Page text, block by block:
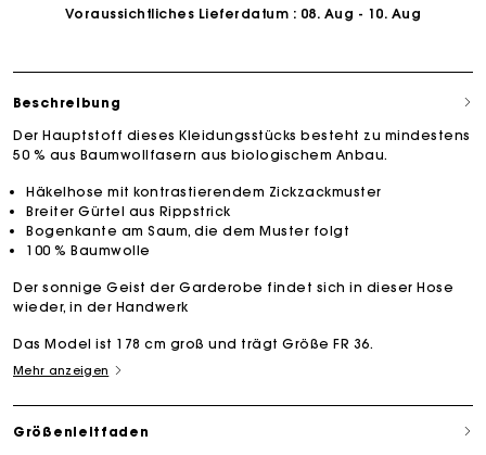
Voraussichtliches Lieferdatum : 08. Aug - 10. Aug
Beschreibung
Der Hauptstoff dieses Kleidungsstücks besteht zu mindestens
50 % aus Baumwollfasern aus biologischem Anbau.
Häkelhose mit kontrastierendem Zickzackmuster
Breiter Gürtel aus Rippstrick
Bogenkante am Saum, die dem Muster folgt
100 % Baumwolle
Der sonnige Geist der Garderobe findet sich in dieser Hose
wieder, in der Handwerk
Das Model ist 178 cm groß und trägt Größe FR 36.
Mehr anzeigen
Größenleitfaden